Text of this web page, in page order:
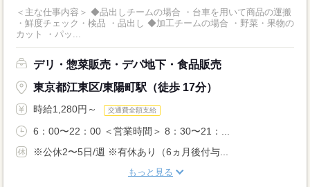
＜主な仕事内容＞ ◆品出しチームの場合 ・台車を用いて商品の運搬
・鮮度チェック・検品 ・品出し ◆加工チームの場合 ・野菜・果物の
カット ・パッ...
デリ・惣菜販売・デパ地下・食品販売
東京都江東区/東陽町駅（徒歩 17分）
時給1,280円～ 交通費全額支給
6：00〜22：00 ＜営業時間＞ 8：30〜21：...
※公休2〜5日/週 ※有休あり（6ヵ月後付与...
もっと見る